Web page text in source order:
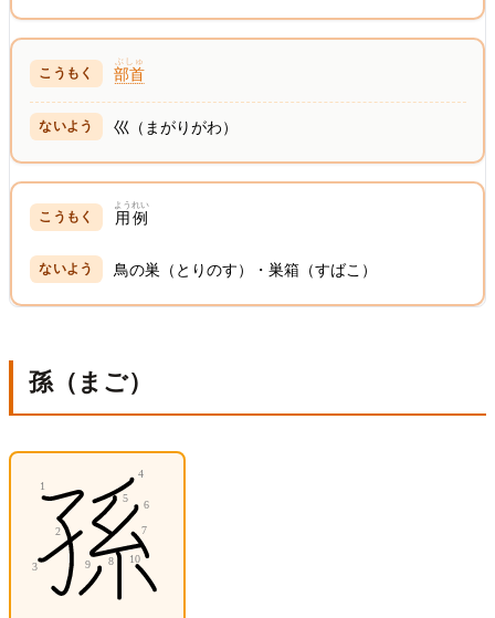
部首
ぶしゅ
巛（まがりがわ）
用例
ようれい
鳥の巣（とりのす）・巣箱（すばこ）
孫（まご）